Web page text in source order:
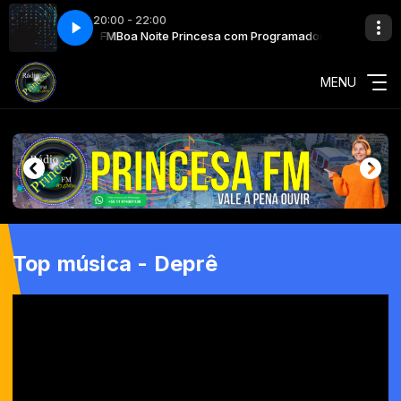
20:00 - 22:00
Princesa FMBoa Noite Princesa com Programador Princesa FM
MENU
Top música - Deprê